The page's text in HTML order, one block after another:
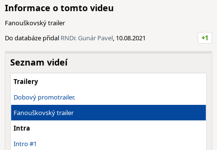
Informace o tomto videu
Fanouškovský trailer
Do databáze přidal RNDr. Gunár Pavel, 10.08.2021 +1
Seznam videí
Trailery
Dobový promotrailer.
Fanouškovský trailer
Intra
Intro #1